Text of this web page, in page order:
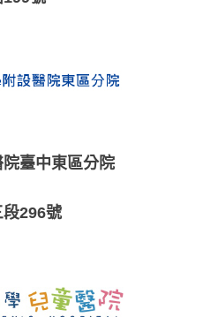
臺中東區分院
296號